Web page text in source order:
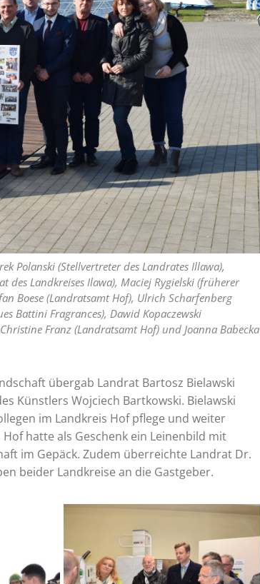
Polanski (Stellvertreter des Landrates Illawa),
des Landkreises Ilawa), Maciej Rygielski (früherer
Boese (Landratsamt Hof), Ulrich Scharfenberg
Battini Fragrances), Dawid Kopaczewski
Franz (Landratsamt Hof) und Joanna Babecka
übergab Landrat Bartosz Bielawski
Künstlers Wojciech Bartkowski. Bielawski
im Landkreis Hof pflege und weiter
hatte als Geschenk ein Leinenbild mit
im Gepäck. Zudem überreichte Landrat Dr.
beider Landkreise an die Gastgeber.